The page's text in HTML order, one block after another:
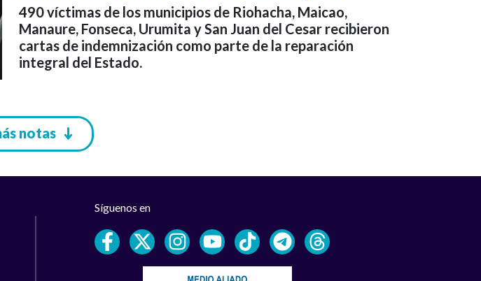
490 víctimas de los municipios de Riohacha, Maicao,
Manaure, Fonseca, Urumita y San Juan del Cesar recibieron
cartas de indemnización como parte de la reparación
integral del Estado.
notas
Síguenos en